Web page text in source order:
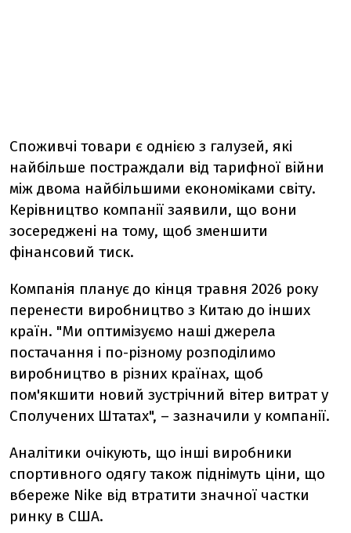
Споживчі товари є однією з галузей, які
найбільше постраждали від тарифної війни
між двома найбільшими економіками світу.
Керівництво компанії заявили, що вони
зосереджені на тому, щоб зменшити
фінансовий тиск.
Компанія планує до кінця травня 2026 року
перенести виробництво з Китаю до інших
країн. "Ми оптимізуємо наші джерела
постачання і по-різному розподілимо
виробництво в різних країнах, щоб
пом'якшити новий зустрічний вітер витрат у
Сполучених Штатах", – зазначили у компанії.
Аналітики очікують, що інші виробники
спортивного одягу також піднімуть ціни, що
вбереже Nike від втратити значної частки
ринку в США.